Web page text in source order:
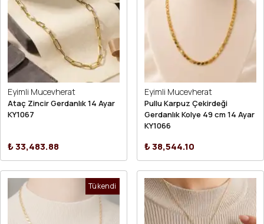
Eyimli Mucevherat
Ataç Zincir Gerdanlık 14 Ayar
KY1067
₺ 33,483.88
Eyimli Mucevherat
Pullu Karpuz Çekirdeği
Gerdanlık Kolye 49 cm 14 Ayar
KY1066
₺ 38,544.10
Tükendi